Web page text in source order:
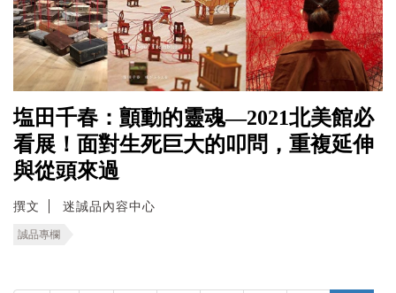
塩田千春：顫動的靈魂—2021北美館必
看展！面對生死巨大的叩問，重複延伸
與從頭來過
撰文 迷誠品內容中心
誠品專欄